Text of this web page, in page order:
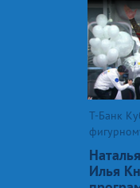
Т-Банк
Илья